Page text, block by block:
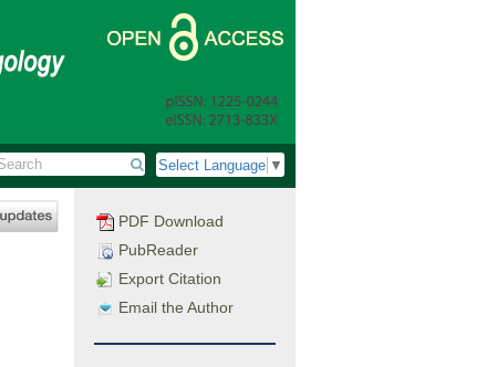
Select Language ▼
PDF Download
PubReader
Export Citation
Email the Author